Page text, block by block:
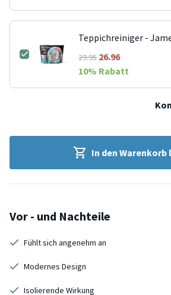
Teppichreiniger -
29.9526.96
10% Rabatt
In den Warenkorb
Vor - und Nachteile
Fühlt sich angenehm an
Modernes Design
Isolierende Wirkung